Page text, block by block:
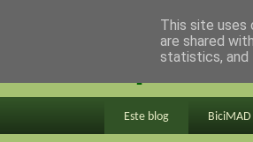
en bici por
Este blog BiciMAD
This site uses
are shared
statistics, and